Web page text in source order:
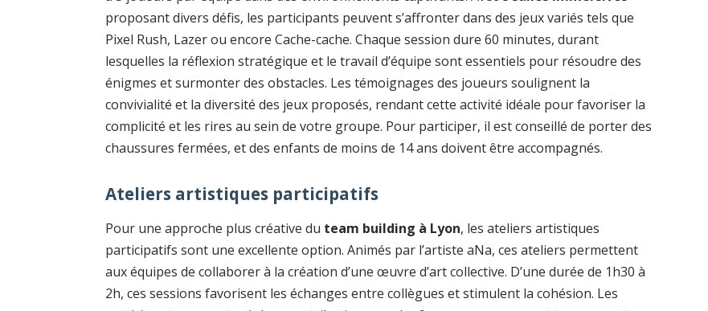
proposant divers défis, les participants peuvent s’affronter dans des jeux variés tels que
Pixel Rush, Lazer ou encore Cache-cache. Chaque session dure 60 minutes, durant
lesquelles la réflexion stratégique et le travail d’équipe sont essentiels pour résoudre des
énigmes et surmonter des obstacles. Les témoignages des joueurs soulignent la
convivialité et la diversité des jeux proposés, rendant cette activité idéale pour favoriser la
complicité et les rires au sein de votre groupe. Pour participer, il est conseillé de porter des
chaussures fermées, et des enfants de moins de 14 ans doivent être accompagnés.
Ateliers artistiques participatifs
Pour une approche plus créative du team building à Lyon, les ateliers artistiques
participatifs sont une excellente option. Animés par l’artiste aNa, ces ateliers permettent
aux équipes de collaborer à la création d’une œuvre d’art collective. D’une durée de 1h30 à
2h, ces sessions favorisent les échanges entre collègues et stimulent la cohésion. Les